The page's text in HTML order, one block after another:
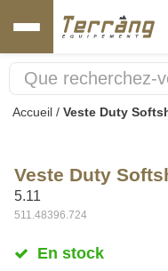
Accueil / Veste Duty
Veste Duty
5.11
511.48396.724
En stock